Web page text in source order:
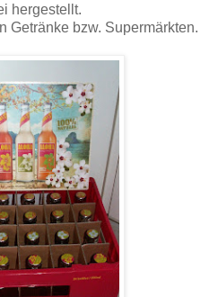
hergestellt.
Getränke bzw. Supermärkten.